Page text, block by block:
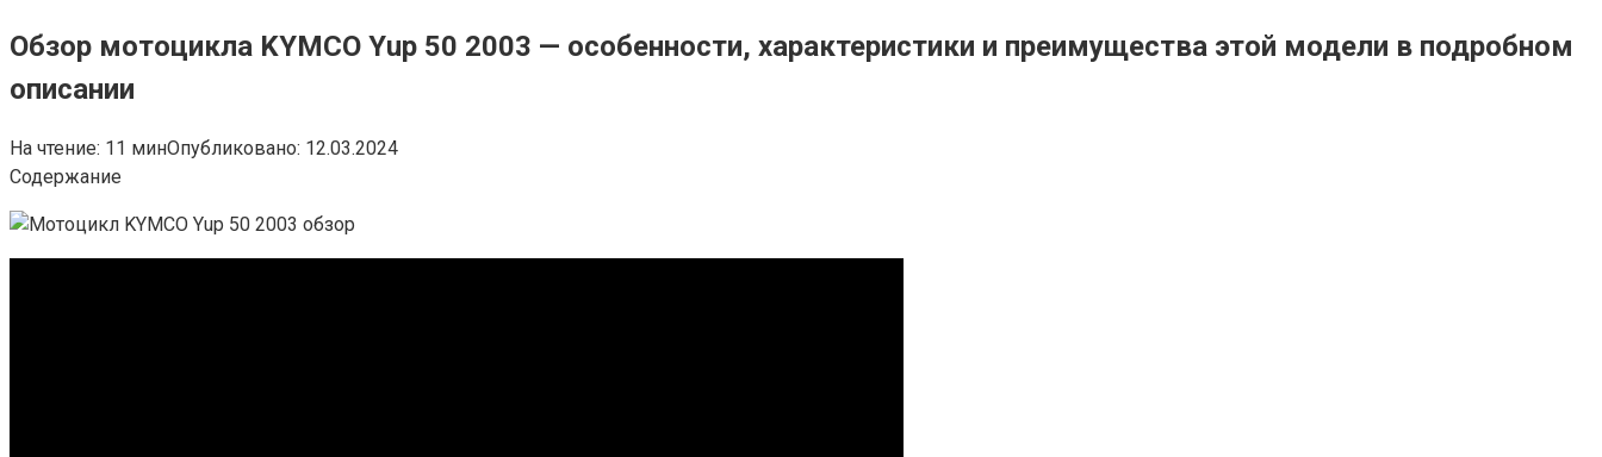
Обзор мотоцикла KYMCO Yup 50 2003 — особенности, характеристики и преимущества этой модели в подробном
описании
На чтение: 11 минОпубликовано: 12.03.2024
Содержание